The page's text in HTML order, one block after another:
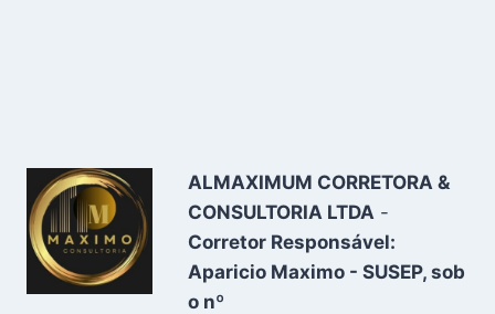
ALMAXIMUM CORRETORA &
CONSULTORIA LTDA -
Corretor Responsável:
Aparicio Maximo - SUSEP, sob
o nº